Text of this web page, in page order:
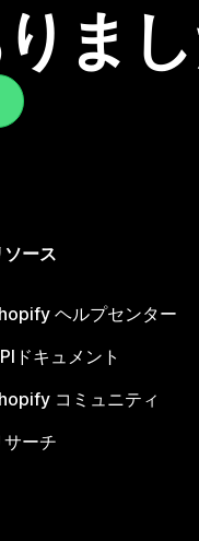
ま
ソース
ヘルプセンター
ドキュメント
コミュニティ
サーチ